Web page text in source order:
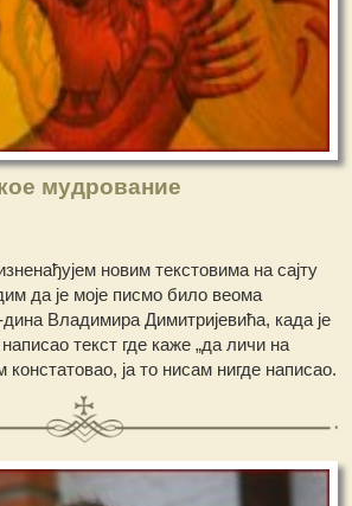
мудрование
новим текстовима на сајту
да је моје писмо било веома
дина Владимира Димитријевића, када је
текст где каже „да личи на
констатовао, ја то нисам нигде написао.